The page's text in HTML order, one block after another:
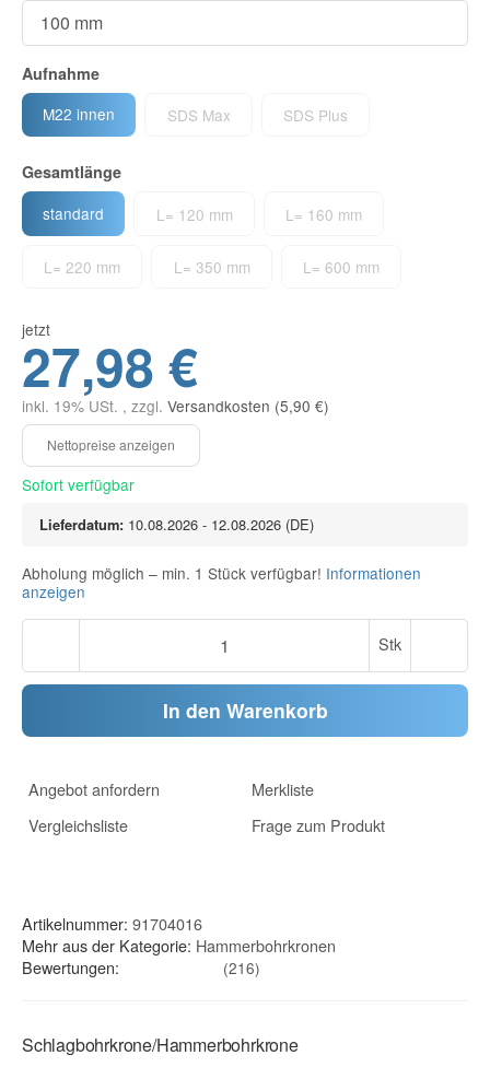
Aufnahme
M22 innen
SDS Max SDS Plus
Gesamtlänge
standard
L= 120 mm L= 160 mm
L= 220 mm L= 350 mm L= 600 mm
jetzt
27,98 €
inkl. 19% USt. , zzgl. Versandkosten (5,90 €)
Sofort verfügbar
Lieferdatum: 10.08.2026 - 12.08.2026 (DE)
Abholung möglich – min. 1 Stück verfügbar! Informationen
anzeigen
Stk
In den Warenkorb
Angebot anfordern
Merkliste
Vergleichsliste
Frage zum Produkt
Artikelnummer: 91704016
Mehr aus der Kategorie: Hammerbohrkronen
Bewertungen:
(216)
Schlagbohrkrone/Hammerbohrkrone